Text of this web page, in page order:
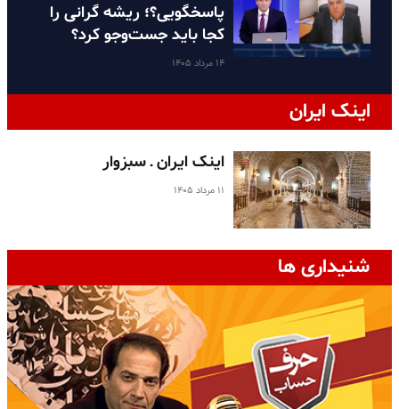
پاسخگویی؟؛ ریشه گرانی را
کجا باید جست‌وجو کرد؟
۱۴ مرداد ۱۴۰۵
اینک ایران
اینک ایران ـ سبزوار
۱۱ مرداد ۱۴۰۵
شنیداری ها